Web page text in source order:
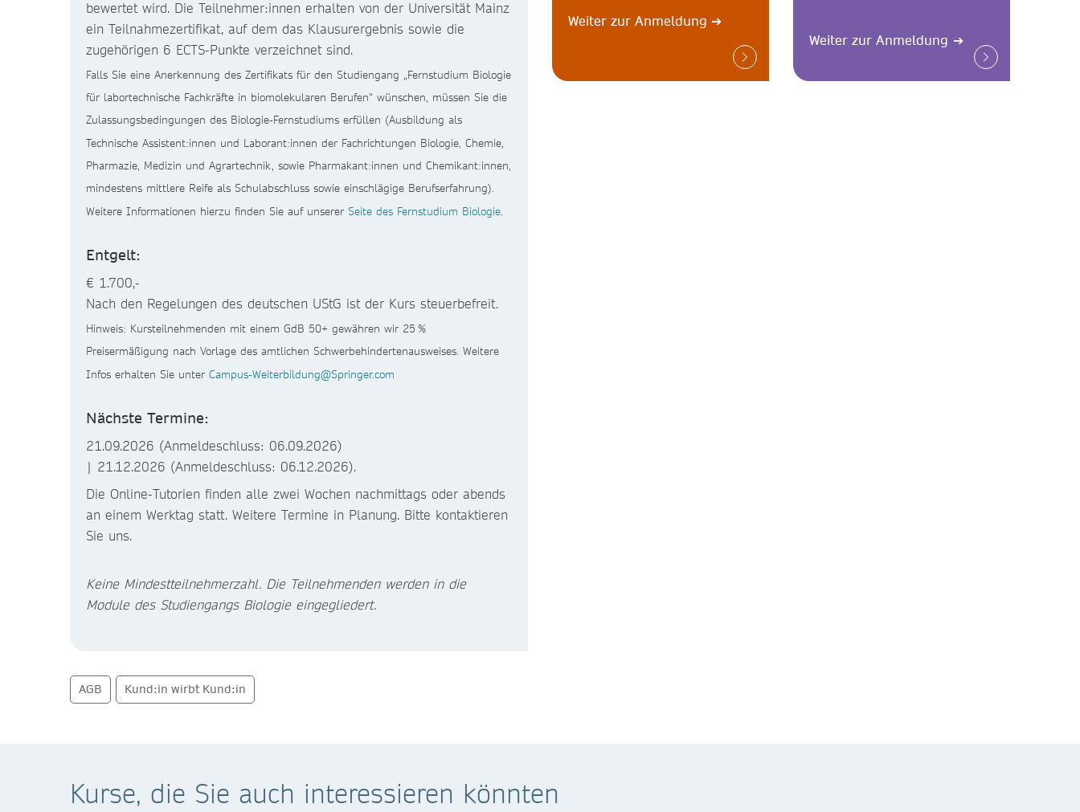
bewertet wird. Die Teilnehmer:innen erhalten von der Universität Mainz
ein Teilnahmezertifikat, auf dem das Klausurergebnis sowie die
zugehörigen 6 ECTS-Punkte verzeichnet sind.
Falls Sie eine Anerkennung des Zertifikats für den Studiengang „Fernstudium Biologie
für labortechnische Fachkräfte in biomolekularen Berufen“ wünschen, müssen Sie die
Zulassungsbedingungen des Biologie-Fernstudiums erfüllen (Ausbildung als
Technische Assistent:innen und Laborant:innen der Fachrichtungen Biologie, Chemie,
Pharmazie, Medizin und Agrartechnik, sowie Pharmakant:innen und Chemikant:innen,
mindestens mittlere Reife als Schulabschluss sowie einschlägige Berufserfahrung).
Weitere Informationen hierzu finden Sie auf unserer Seite des Fernstudium Biologie.
Entgelt:
€ 1.700,-
Nach den Regelungen des deutschen UStG ist der Kurs steuerbefreit.
Hinweis: Kursteilnehmenden mit einem GdB 50+ gewähren wir 25 %
Preisermäßigung nach Vorlage des amtlichen Schwerbehindertenausweises. Weitere
Infos erhalten Sie unter Campus-Weiterbildung@Springer.com
Nächste Termine:
21.09.2026 (Anmeldeschluss: 06.09.2026)
| 21.12.2026 (Anmeldeschluss: 06.12.2026).
Die Online-Tutorien finden alle zwei Wochen nachmittags oder abends
an einem Werktag statt. Weitere Termine in Planung. Bitte kontaktieren
Sie uns.
Keine Mindestteilnehmerzahl. Die Teilnehmenden werden in die
Module des Studiengangs Biologie eingegliedert.
AGB Kund:in wirbt Kund:in
Weiter zur Anmeldung ➔
Weiter zur Anmeldung ➔
Kurse, die Sie auch interessieren könnten